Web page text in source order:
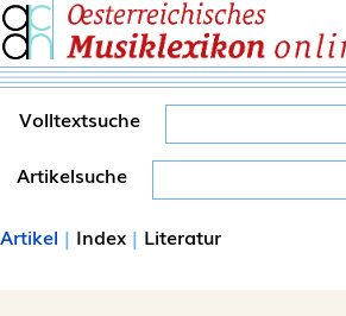
Volltextsuche
Artikelsuche
Artikel | Index | Literatur